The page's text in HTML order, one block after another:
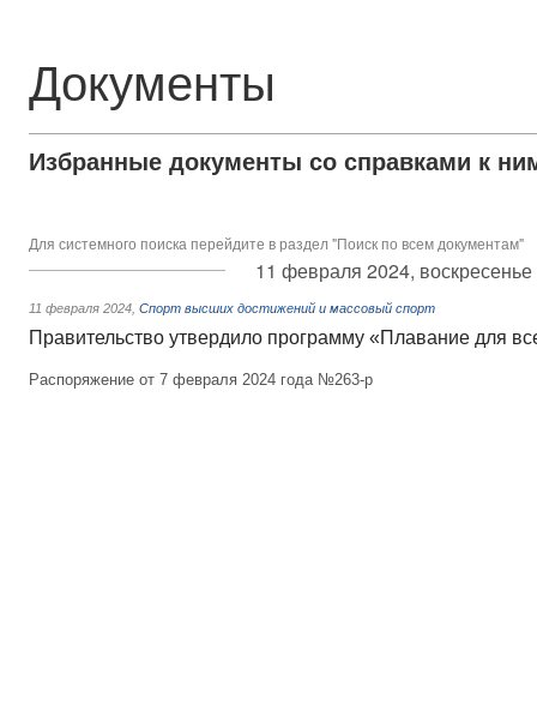
Документы
Избранные документы со справками к
Для системного поиска перейдите в раздел "Поиск по всем документам"
11 февраля 2024, воскресенье
11 февраля 2024 Спорт высших достижений и массовый спорт
Правительство утвердило программу «Плавание для
Распоряжение от 7 февраля 2024 года №263-р